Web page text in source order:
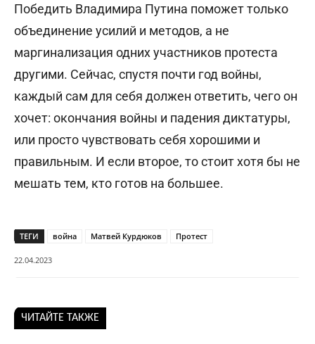
Победить Владимира Путина поможет только
объединение усилий и методов, а не
маргинализация одних участников протеста
другими. Сейчас, спустя почти год войны,
каждый сам для себя должен ответить, чего он
хочет: окончания войны и падения диктатуры,
или просто чувствовать себя хорошими и
правильным. И если второе, то стоит хотя бы не
мешать тем, кто готов на большее.
ТЕГИ война Матвей Курдюков Протест
22.04.2023
ЧИТАЙТЕ ТАКЖЕ